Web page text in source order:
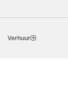
Verhuur